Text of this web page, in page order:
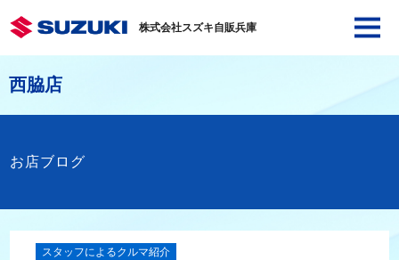
株式会社スズキ自販兵庫
西脇店
お店ブログ
スタッフによるクルマ紹介